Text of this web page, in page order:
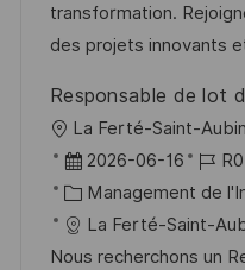
i
o
f
i
h
a
g
e
e
d
p
o
s
t
e
i
e
transformation.
des projets innovants
Responsable de lot
o
c
a
l
La Ferté-Saint-
D
a
t
e
2026-06-16
R
é
f
é
C
a
t
Management de
La Ferté-Saint-
Nous recherchons un